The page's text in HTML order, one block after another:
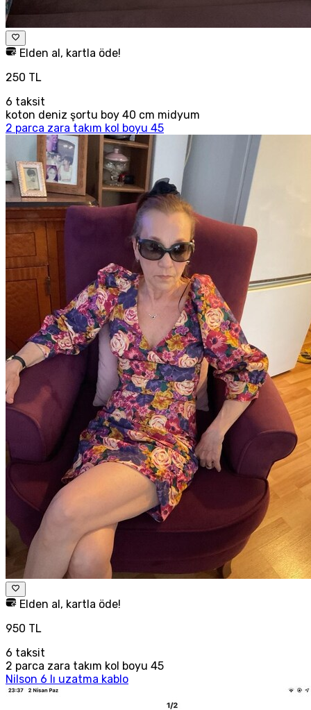
Elden al, kartla öde!
250 TL
6 taksit
koton deniz şortu boy 40 cm midyum
2 parca zara takım kol boyu 45
Elden al, kartla öde!
950 TL
6 taksit
2 parca zara takım kol boyu 45
Nilson 6 lı uzatma kablo